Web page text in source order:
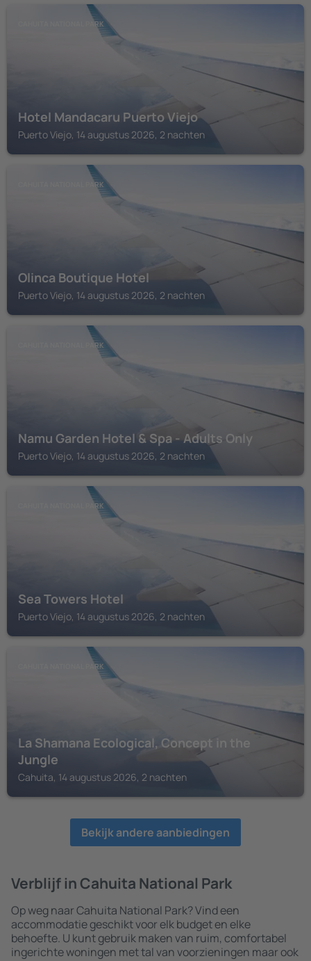
CAHUITA NATIONAL PARK
Hotel Mandacaru Puerto Viejo
Puerto Viejo, 14 augustus 2026, 2 nachten
CAHUITA NATIONAL PARK
Olinca Boutique Hotel
Puerto Viejo, 14 augustus 2026, 2 nachten
CAHUITA NATIONAL PARK
Namu Garden Hotel & Spa - Adults Only
Puerto Viejo, 14 augustus 2026, 2 nachten
CAHUITA NATIONAL PARK
Sea Towers Hotel
Puerto Viejo, 14 augustus 2026, 2 nachten
CAHUITA NATIONAL PARK
La Shamana Ecological, Concept in the
Jungle
Cahuita, 14 augustus 2026, 2 nachten
Bekijk andere aanbiedingen
Verblijf in Cahuita National Park
Op weg naar Cahuita National Park? Vind een
accommodatie geschikt voor elk budget en elke
behoefte. U kunt gebruik maken van ruim, comfortabel
ingerichte woningen met tal van voorzieningen maar ook